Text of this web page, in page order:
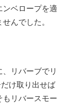
ンベロープを適
んでした。
リバーブでリ
け取り出せば
もリバースモー